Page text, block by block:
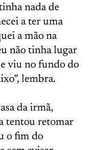
nada de
a ter uma
a mão na
não tinha lugar
viu no fundo do
lembra.
da irmã,
tentou retomar
o fim do